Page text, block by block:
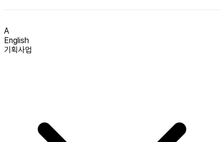
A
English
기획사업